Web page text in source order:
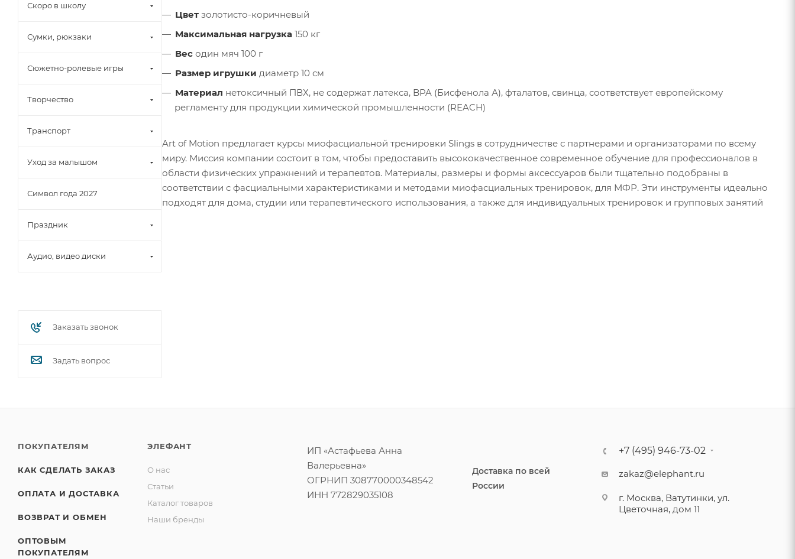
Цвет золотисто-коричневый
Максимальная нагрузка 150 кг
Вес один мяч 100 г
Размер игрушки диаметр 10 см
Материал нетоксичный ПВХ, не содержат латекса, BPA (Бисфенола А), фталатов, свинца, соответствует европейскому
регламенту для продукции химической промышленности (REACH)
Art of Motion предлагает курсы миофасциальной тренировки Slings в сотрудничестве с партнерами и организаторами по всему
миру. Миссия компании состоит в том, чтобы предоставить высококачественное современное обучение для профессионалов в
области физических упражнений и терапевтов. Материалы, размеры и формы аксессуаров были тщательно подобраны в
соответствии с фасциальными характеристиками и методами миофасциальных тренировок, для МФР. Эти инструменты идеально
подходят для дома, студии или терапевтического использования, а также для индивидуальных тренировок и групповых занятий
Скоро в школу
Сумки, рюкзаки
Сюжетно-ролевые игры
Творчество
Транспорт
Уход за малышом
Символ года 2027
Праздник
Аудио, видео диски
Заказать звонок
Задать вопрос
ПОКУПАТЕЛЯМ
КАК СДЕЛАТЬ ЗАКАЗ
ОПЛАТА И ДОСТАВКА
ВОЗВРАТ И ОБМЕН
ОПТОВЫМ
ПОКУПАТЕЛЯМ
ЭЛЕФАНТ
О нас
Статьи
Каталог товаров
Наши бренды
ИП «Астафьева Анна
Валерьевна»
ОГРНИП 308770000348542
ИНН 772829035108
Доставка по всей
России
+7 (495) 946-73-02
zakaz@elephant.ru
г. Москва, Ватутинки, ул.
Цветочная, дом 11